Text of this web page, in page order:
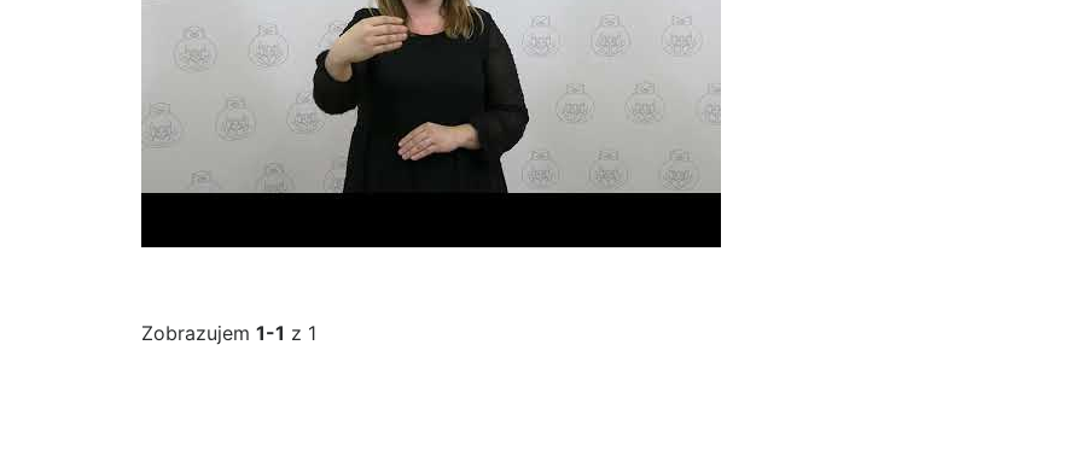
Zobrazujem 1-1 z 1